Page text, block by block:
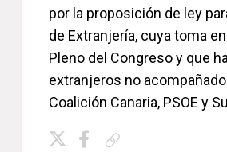
por la proposición de ley
de Extranjería, cuya toma
Pleno del Congreso y que
extranjeros no
Coalición Canaria, PSOE y